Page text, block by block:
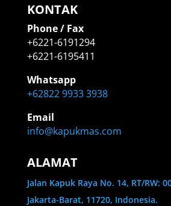
KONTAK
Phone / Fax
+6221-6191294
+6221-6195411
Whatsapp
+62822 9933 3938
Email
info@kapukmas.com
ALAMAT
Jalan Kapuk Raya No. 14, RT/RW:
Jakarta-Barat, 11720, Indonesia.